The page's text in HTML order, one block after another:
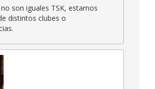
son iguales TSK, estamos
distintos clubes o